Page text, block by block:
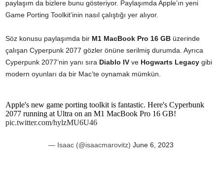
paylaşım da bizlere bunu gösteriyor. Paylaşımda Apple’ın yeni
Game Porting Toolkit’inin nasıl çalıştığı yer alıyor.
Söz konusu paylaşımda bir M1 MacBook Pro 16 GB üzerinde
çalışan Cyperpunk 2077 gözler önüne serilmiş durumda. Ayrıca
Cyperpunk 2077’nin yanı sıra Diablo IV ve Hogwarts Legacy gibi
modern oyunları da bir Mac’te oynamak mümkün.
Apple's new game porting toolkit is fantastic. Here's Cyperbunk
2077 running at Ultra on an M1 MacBook Pro 16 GB!
pic.twitter.com/hylzMU6U46
— Isaac (@isaacmarovitz) June 6, 2023